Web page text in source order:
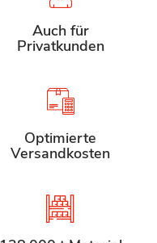
Auch für
Privatkunden
Optimierte
Versandkosten